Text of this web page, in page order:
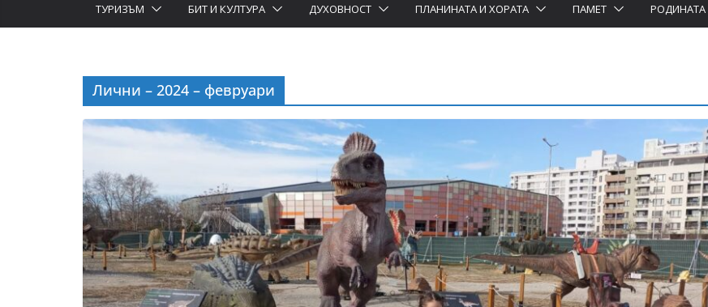
ТУРИЗЪМ БИТ И КУЛТУРА ДУХОВНОСТ ПЛАНИНАТА И ХОРАТА ПАМЕТ РОДИНАТА
Лични – 2024 – февруари